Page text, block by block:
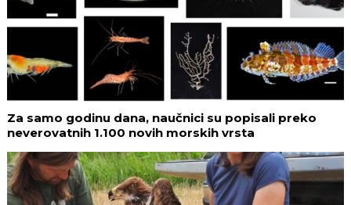
Za samo godinu dana, naučnici su popisali preko
neverovatnih 1.100 novih morskih vrsta